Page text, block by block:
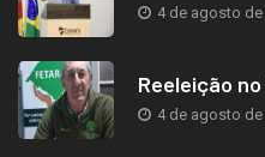
4 de agosto de
Reeleição
4 de agosto de